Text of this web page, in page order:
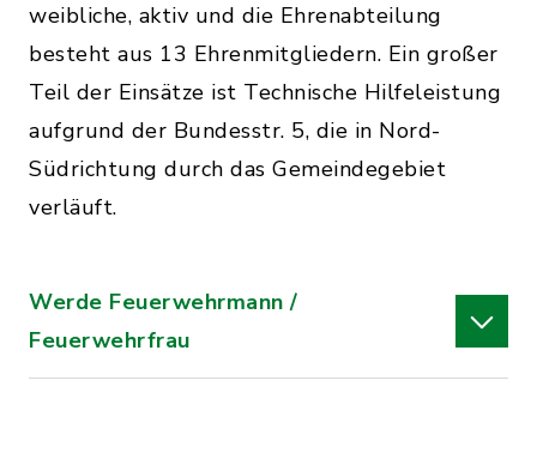
weibliche, aktiv und die Ehrenabteilung
besteht aus 13 Ehrenmitgliedern. Ein großer
Teil der Einsätze ist Technische Hilfeleistung
aufgrund der Bundesstr. 5, die in Nord-
Südrichtung durch das Gemeindegebiet
verläuft.
Werde Feuerwehrmann /
Feuerwehrfrau